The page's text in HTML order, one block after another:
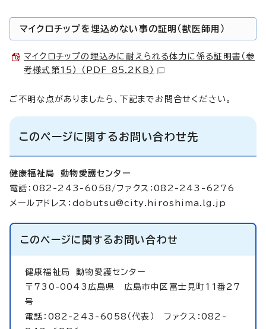
マイクロチップを埋込めない事の証明（獣医師用）
マイクロチップの埋込みに耐えられる体力に係る証明書（参
考様式第15） （PDF 85.2KB）
ご不明な点がありましたら、下記までお問合せください。
このページに関するお問い合わせ先
健康福祉局 動物愛護センター
電話：082-243-6058/ファクス：082-243-6276
メールアドレス： dobutsu@city.hiroshima.lg.jp
このページに関するお問い合わせ
健康福祉局動物愛護センター
〒730-0043広島県 広島市中区富士見町11番27
号
電話：082-243-6058（代表） ファクス：082-